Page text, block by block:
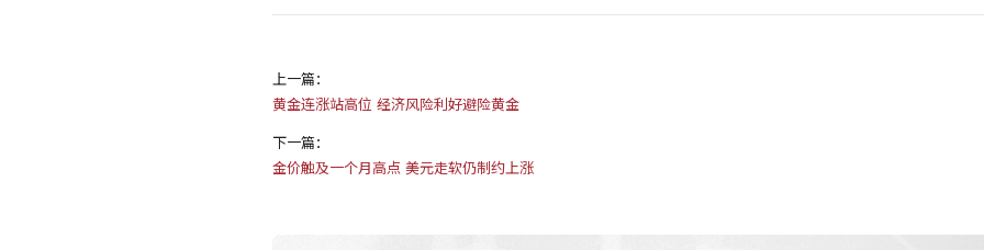
上一篇：
黄金连涨站高位 经济风险利好避险黄金
下一篇：
金价触及一个月高点 美元走软仍制约上涨